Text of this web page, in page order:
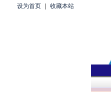
设为首页 收藏本站